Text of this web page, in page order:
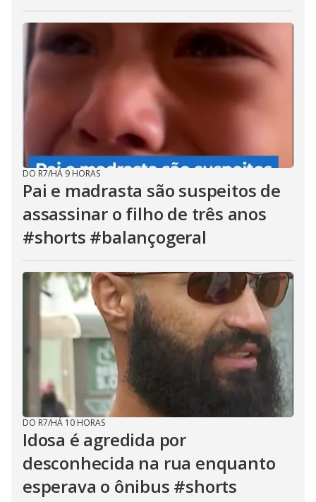
DO R7/HÁ 9 HORAS
Pai e madrasta são suspeitos de
assassinar o filho de três anos
#shorts #balançogeral
DO R7/HÁ 10 HORAS
Idosa é agredida por
desconhecida na rua enquanto
esperava o ônibus #shorts